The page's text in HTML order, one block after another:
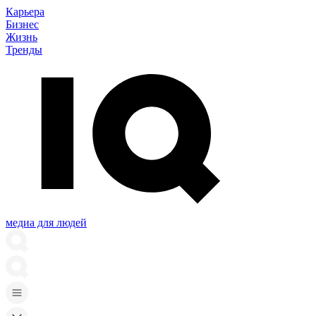
Карьера
Бизнес
Жизнь
Тренды
медиа для людей